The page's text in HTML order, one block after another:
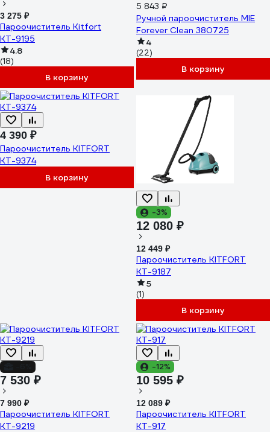
3 275 ₽
Пароочиститель Kitfort
КТ-9195
4.8
(18)
В корзину
5 843 ₽
Ручной пароочиститель MIE
Forever Clean 380725
4
(22)
В корзину
4 390 ₽
Пароочиститель KITFORT
КТ-9374
В корзину
-3%
12 080 ₽
12 449 ₽
Пароочиститель KITFORT
КТ-9187
5
(1)
В корзину
7 530 ₽
7 990 ₽
Пароочиститель KITFORT
КТ-9219
-12%
10 595 ₽
12 089 ₽
Пароочиститель KITFORT
КТ-917